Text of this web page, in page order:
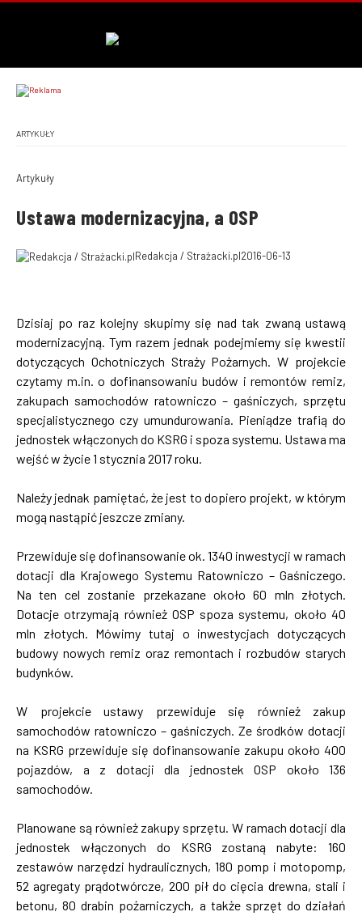
ARTYKUŁY
Artykuły
Ustawa modernizacyjna, a OSP
Redakcja / Strażacki.pl2016-06-13
Dzisiaj po raz kolejny skupimy się nad tak zwaną ustawą
modernizacyjną. Tym razem jednak podejmiemy się kwestii
dotyczących Ochotniczych Straży Pożarnych. W projekcie
czytamy m.in. o dofinansowaniu budów i remontów remiz,
zakupach samochodów ratowniczo – gaśniczych, sprzętu
specjalistycznego czy umundurowania. Pieniądze trafią do
jednostek włączonych do KSRG i spoza systemu. Ustawa ma
wejść w życie 1 stycznia 2017 roku.
Należy jednak pamiętać, że jest to dopiero projekt, w którym
mogą nastąpić jeszcze zmiany.
Przewiduje się dofinansowanie ok. 1340 inwestycji w ramach
dotacji dla Krajowego Systemu Ratowniczo – Gaśniczego.
Na ten cel zostanie przekazane około 60 mln złotych.
Dotacje otrzymają również OSP spoza systemu, około 40
mln złotych. Mówimy tutaj o inwestycjach dotyczących
budowy nowych remiz oraz remontach i rozbudów starych
budynków.
W projekcie ustawy przewiduje się również zakup
samochodów ratowniczo – gaśniczych. Ze środków dotacji
na KSRG przewiduje się dofinansowanie zakupu około 400
pojazdów, a z dotacji dla jednostek OSP około 136
samochodów.
Planowane są również zakupy sprzętu. W ramach dotacji dla
jednostek włączonych do KSRG zostaną nabyte: 160
zestawów narzędzi hydraulicznych, 180 pomp i motopomp,
52 agregaty prądotwórcze, 200 pił do cięcia drewna, stali i
betonu, 80 drabin pożarniczych, a także sprzęt do działań